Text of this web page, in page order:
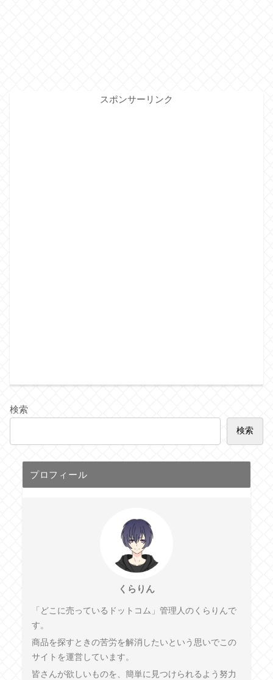
スポンサーリンク
検索
検索
プロフィール
くらりん
「どこに売っているドットコム」管理人のくらりんで
す。
商品を探すときの苦労を解消したいという思いでこの
サイトを運営しています。
皆さんが欲しいものを、簡単に見つけられるよう努力